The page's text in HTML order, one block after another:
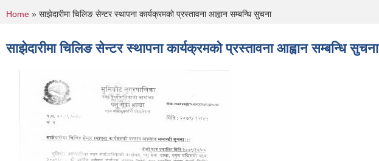
You are here
Home » साझेदारीमा चिलिङ सेन्टर स्थापना कार्यक्रमको प्रस्तावना आह्वान सम्बन्धि सुचना
साझेदारीमा चिलिङ सेन्टर स्थापना कार्यक्रमको प्रस्तावना आह्वान सम्बन्धि सुचना